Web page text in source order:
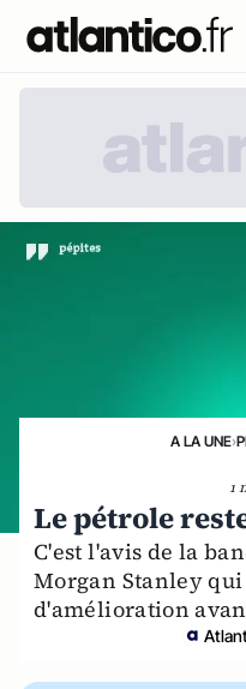
A LA UNE›
1
Le pétrole
C'est l'avis de la
Morgan Stanley
d'amélioration